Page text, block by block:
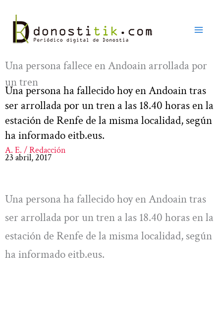
contenido
Una persona fallece en Andoain arrollada por
un tren
Una persona ha fallecido hoy en Andoain tras
ser arrollada por un tren a las 18.40 horas en la
estación de Renfe de la misma localidad, según
ha informado eitb.eus.
A. E. / Redacción
23 abril, 2017
Una persona ha fallecido hoy en Andoain tras
ser arrollada por un tren a las 18.40 horas en la
estación de Renfe de la misma localidad, según
ha informado eitb.eus.